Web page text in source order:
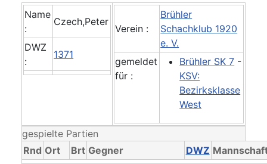
Name
:
Czech,Peter
DWZ
:
1371
Verein :
Brühler
Schachklub 1920
e. V.
gemeldet
für :
Brühler SK 7 -
KSV:
Bezirksklasse
West
gespielte Partien
Rnd Ort Brt Gegner DWZ